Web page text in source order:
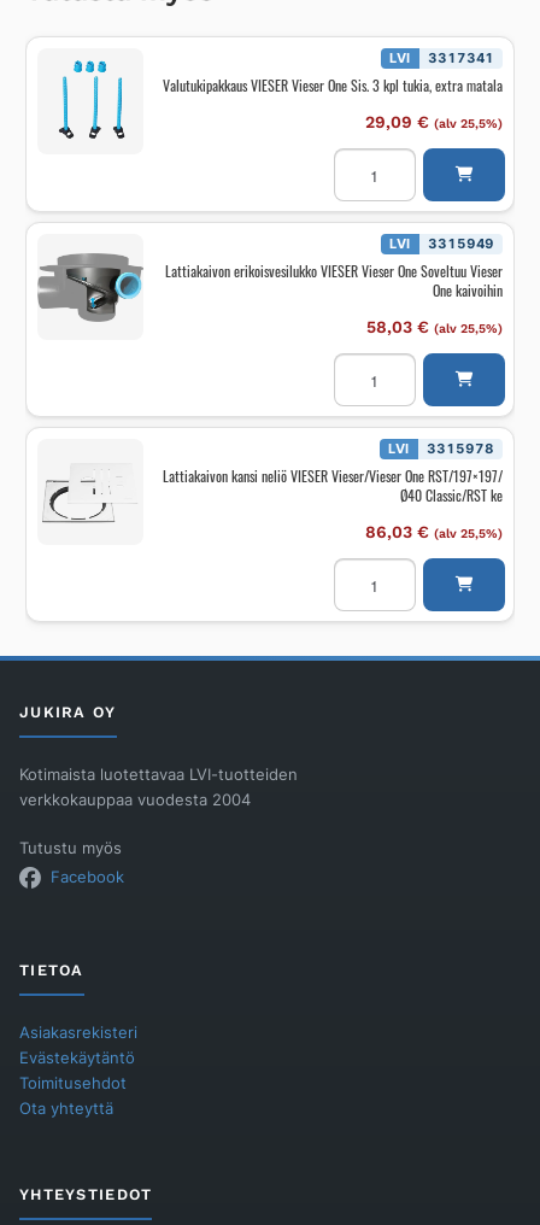
LVI 3317341
Valutukipakkaus VIESER Vieser One Sis. 3 kpl tukia, extra matala
29,09 € (alv 25,5%)
Valutukipakkaus
VIESER
Vieser
One
Sis.
tukia,
määrä
LVI 3315949
Lattiakaivon erikoisvesilukko VIESER Vieser One Soveltuu Vieser
One kaivoihin
58,03 € (alv 25,5%)
Lattiakaivon
erikoisvesilukko
VIESER
Vieser
One
Soveltuu
Vieser
One
kaivoihin
LVI 3315978
Lattiakaivon kansi neliö VIESER Vieser/Vieser One RST/197×197/
Ø40 Classic/RST ke
86,03 € (alv 25,5%)
Lattiakaivon
kansi
VIESER
RST/197x197/
JUKIRA OY
Kotimaista luotettavaa LVI-tuotteiden
verkkokauppaa vuodesta 2004
Tutustu myös
Facebook
TIETOA
Asiakasrekisteri
Evästekäytäntö
Toimitusehdot
Ota yhteyttä
YHTEYSTIEDOT